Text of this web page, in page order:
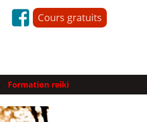
Cours gratuits
Formation reiki